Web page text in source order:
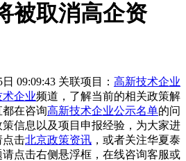
被取消高企资
09:09:43 关联项目： 高新技术企业
企业频道，了解当前的相关政策解
在咨询高新技术企业公示名单的问
信息以及项目申报经验，为大家进
点击北京政策资讯 ，或者关注华夏泰
请点击右侧悬浮框，在线咨询客服或